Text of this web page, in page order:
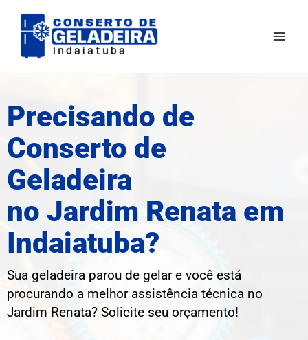
para
Precisando de
Conserto de
Geladeira
no Jardim Renata em
Indaiatuba?
Sua geladeira parou de gelar e você está
procurando a melhor assistência técnica no
Jardim Renata? Solicite seu orçamento!